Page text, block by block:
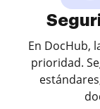
En DocHub,
prioridad.